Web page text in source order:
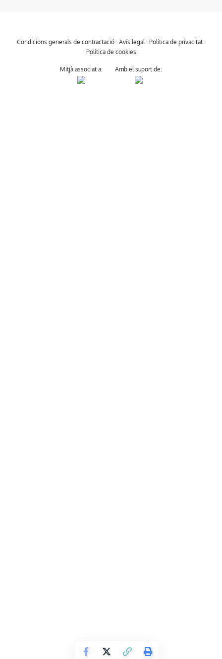
Condicions generals de contractació· Avís legal· Política de privacitat·
Política de cookies
Mitjà associat a: Amb el suport de: